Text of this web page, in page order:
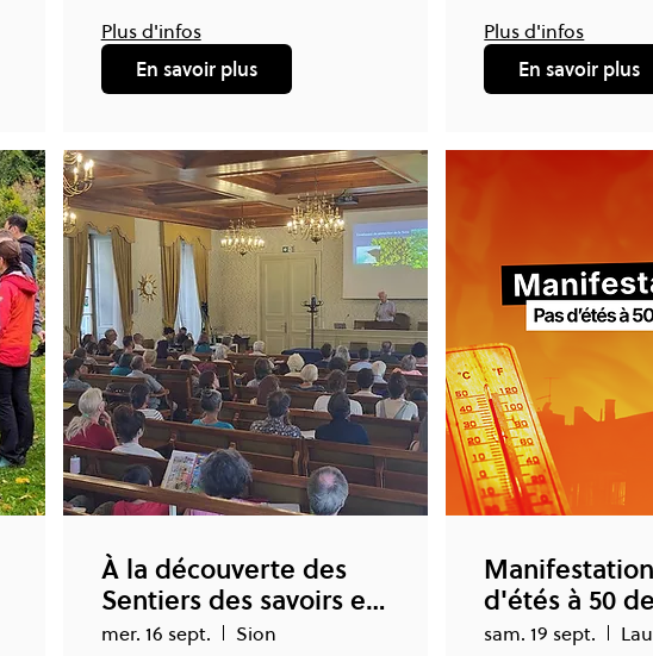
Plus d'infos
En savoir plus
Plus d'infos
En savoir plus
À la découverte des
Sentiers des savoirs et
de Ronquoz 21
mer. 16 sept. Sion
d'étés à 50
sam. 19 sept.